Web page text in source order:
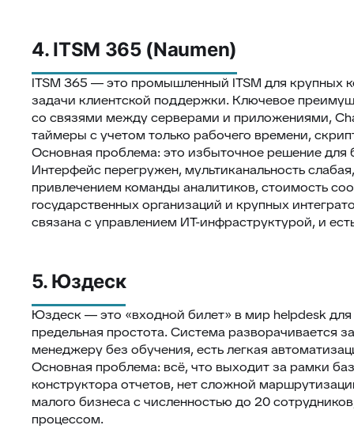
4. ITSM 365 (Naumen)
ITSM 365 — это промышленный ITSM для крупных
задачи клиентской поддержки. Ключевое
со связями между серверами и приложениями,
таймеры с учетом только рабочего времени,
Основная проблема: это избыточное решение
Интерфейс перегружен, мультиканальность
привлечением команды аналитиков, стоимость
государственных организаций и крупных
связана с управлением ИТ-инфраструктурой, и
5. Юздеск
Юздеск — это «входной билет» в мир helpdesk
предельная простота. Система разворачивается
менеджеру без обучения, есть легкая
Основная проблема: всё, что выходит за рамки
конструктора отчетов, нет сложной
малого бизнеса с численностью до 20
процессом.